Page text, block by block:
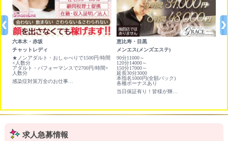
六本木・赤坂
チャットレディ
★ノンアダルト・おしゃべりで1500円/時間
×人数分
アダルト・パフォーマンスで2700円/時間×
人数分
恵比寿・目黒
メンエス(メンズエステ)
90分11000～
120分14000～
150分17000～
延長30分3000
本指名1000円(全額バック)
各種ボーナスあり
求人急募情報